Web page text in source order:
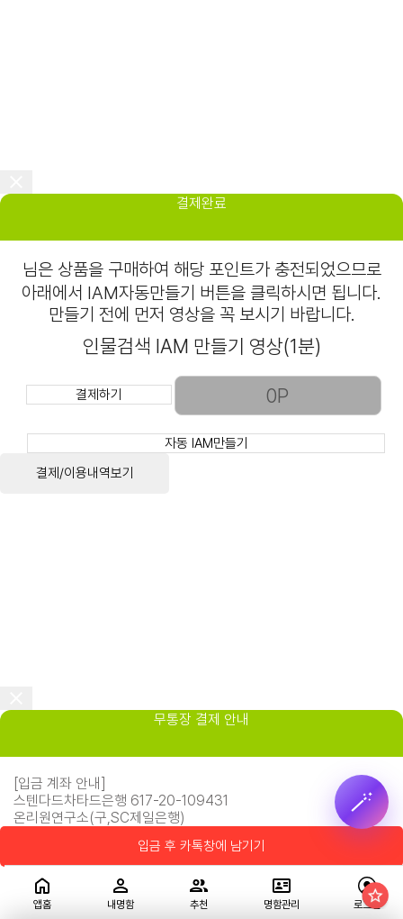
앱홈 내명함 추천 명함관리 로그인
결제완료
님은 상품을 구매하여 해당 포인트가 충전되었으므로
아래에서 IAM자동만들기 버튼을 클릭하시면 됩니다.
만들기 전에 먼저 영상을 꼭 보시기 바랍니다.
인물검색 IAM 만들기 영상(1분)
결제하기
자동 IAM만들기
결제/이용내역보기
무통장 결제 안내
[입금 계좌 안내]
스텐다드차타드은행 617-20-109431
온리원연구소(구,SC제일은행)
입금 후 카톡창에 남기기
🪄